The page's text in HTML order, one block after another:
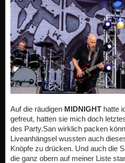
Auf die räudigen MIDNIGHT hatte
gefreut, hatten sie mich doch
des Party.San wirklich packen
Liveanhängsel wussten auch
Knöpfe zu drücken. Und auch die
die ganz obern auf meiner Liste